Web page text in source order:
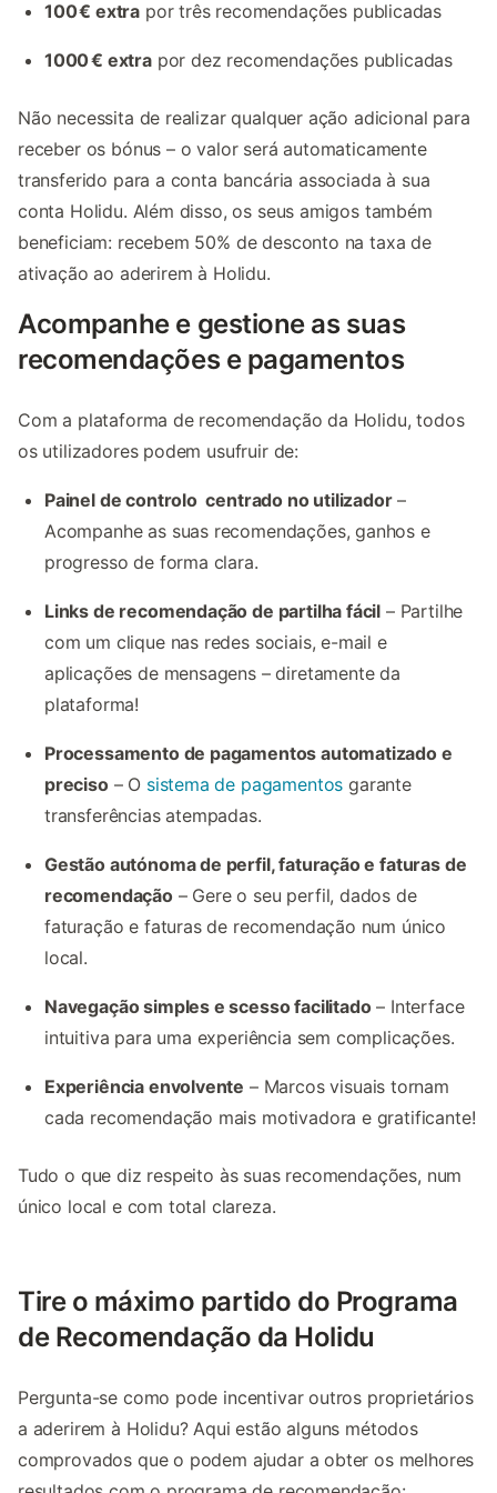
100 € extra por três recomendações publicadas
1000 € extrapor dez recomendações publicadas
Não necessita de realizar qualquer ação adicional para
receber os bónus – o valor será automaticamente
transferido para a conta bancária associada à sua
conta Holidu. Além disso, os seus amigos também
beneficiam: recebem 50% de desconto na taxa de
ativação ao aderirem à Holidu.
Acompanhe e gestione as suas
recomendações e pagamentos
Com a plataforma de recomendação da Holidu, todos
os utilizadores podem usufruir de:
Painel de controlo centrado no utilizador–
Acompanhe as suas recomendações, ganhos e
progresso de forma clara.
Links de recomendação de partilha fácil – Partilhe
com um clique nas redes sociais, e-mail e
aplicações de mensagens – diretamente da
plataforma!
Processamento de pagamentos automatizado e
preciso– O sistema de pagamentos garante
transferências atempadas.
Gestão autónoma de perfil, faturação e faturas de
recomendação– Gere o seu perfil, dados de
faturação e faturas de recomendação num único
local.
Navegação simples e scesso facilitado– Interface
intuitiva para uma experiência sem complicações.
Experiência envolvente – Marcos visuais tornam
cada recomendação mais motivadora e gratificante!
Tudo o que diz respeito às suas recomendações, num
único local e com total clareza.
Tire o máximo partido do Programa
de Recomendação da Holidu
Pergunta-se como pode incentivar outros proprietários
a aderirem à Holidu? Aqui estão alguns métodos
comprovados que o podem ajudar a obter os melhores